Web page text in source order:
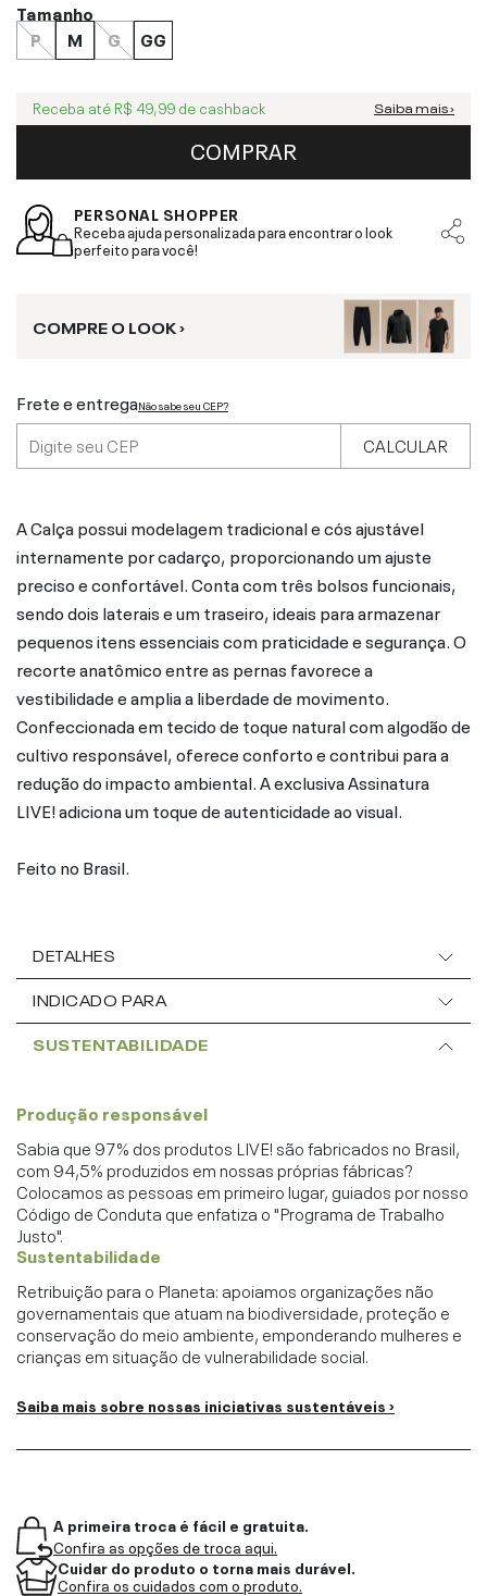
Tamanho
P
M G GG
Receba até R$ 49,99 de cashback Saiba mais ›
COMPRAR
PERSONAL SHOPPER
Receba ajuda personalizada para encontrar o look
perfeito para você!
COMPRE O LOOK ›
Frete e entregaNão sabe seu CEP?
CALCULAR
A Calça possui modelagem tradicional e cós ajustável
internamente por cadarço, proporcionando um ajuste
preciso e confortável. Conta com três bolsos funcionais,
sendo dois laterais e um traseiro, ideais para armazenar
pequenos itens essenciais com praticidade e segurança. O
recorte anatômico entre as pernas favorece a
vestibilidade e amplia a liberdade de movimento.
Confeccionada em tecido de toque natural com algodão de
cultivo responsável, oferece conforto e contribui para a
redução do impacto ambiental. A exclusiva Assinatura
LIVE! adiciona um toque de autenticidade ao visual.
Feito no Brasil.
DETALHES
INDICADO PARA
SUSTENTABILIDADE
Produção responsável
Sabia que 97% dos produtos LIVE! são fabricados no Brasil,
com 94,5% produzidos em nossas próprias fábricas?
Colocamos as pessoas em primeiro lugar, guiados por nosso
Código de Conduta que enfatiza o "Programa de Trabalho
Justo".
Sustentabilidade
Retribuição para o Planeta: apoiamos organizações não
governamentais que atuam na biodiversidade, proteção e
conservação do meio ambiente, emponderando mulheres e
crianças em situação de vulnerabilidade social.
Saiba mais sobre nossas iniciativas sustentáveis ›
A primeira troca é fácil e gratuita.
Confira as opções de troca aqui.
Cuidar do produto o torna mais durável.
Confira os cuidados com o produto.